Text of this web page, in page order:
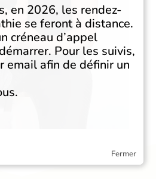
Fermer
en 2026, les rendez-
se feront à distance.
créneau d’appel
Pour les suivis,
email afin de définir un